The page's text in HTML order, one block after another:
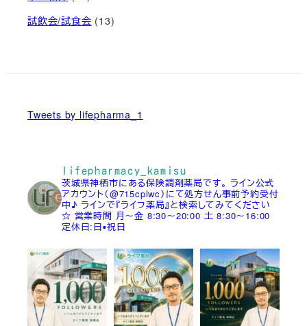
試飲会/試食会 (13)
Tweets by lifepharma_1
lifepharmacy_kamisu
茨城県神栖市にある保険調剤薬局です。 ライン公式
アカウント（@715cplwc）にて処方せん事前予約受付
中♪ ラインで『ライフ薬局』と検索してみてください
☆ 営業時間 月～金 8:30～20:00 土 8:30～16:00
定休日:日▪祝日